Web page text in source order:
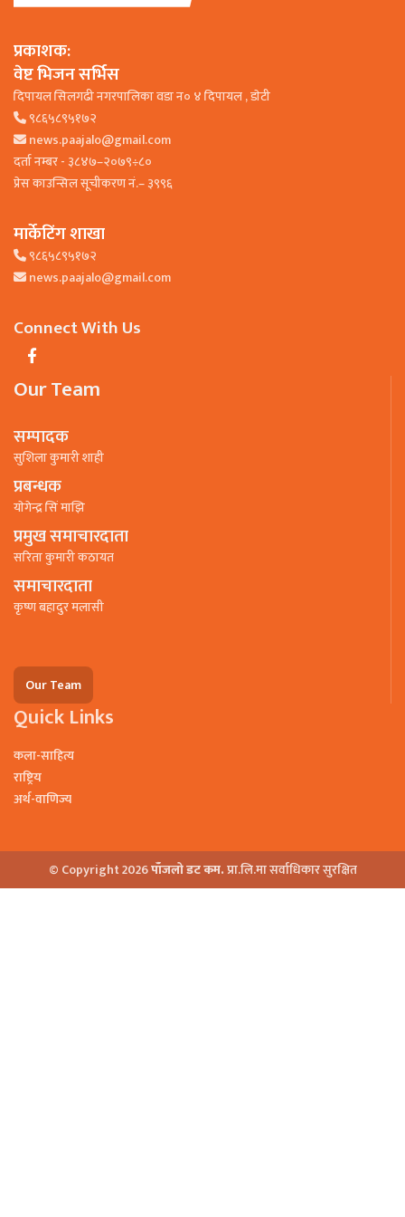
प्रकाशक:
वेष्ट भिजन सर्भिस
दिपायल सिलगढी नगरपालिका वडा न० ४ दिपायल , डाेटी
९८६५८९५१७२
news.paajalo@gmail.com
दर्ता नम्बर - ३८४७–२०७९÷८०
प्रेस काउन्सिल सूचीकरण नं.– ३९९६
मार्केटिंग शाखा
९८६५८९५१७२
news.paajalo@gmail.com
Connect With Us
Our Team
सम्पादक
सुशिला कुमारी शाही
प्रबन्धक
याेगेन्द्र सिं माझि
प्रमुख समाचारदाता
सरिता कुमारी कठायत
समाचारदाता
कृष्ण बहादुर मलासी
Our Team
Quick Links
कला-साहित्य
राष्ट्रिय
अर्थ-वाणिज्य
© Copyright 2026पाँजलो डट कम.प्रा.लि.मा सर्वाधिकार सुरक्षित